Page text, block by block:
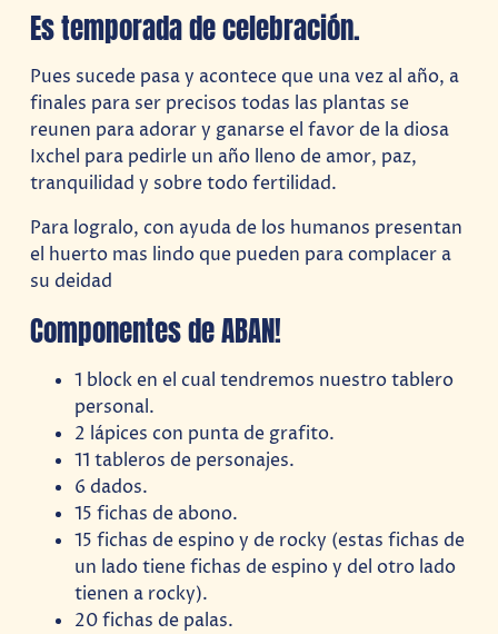
Es temporada de celebración.
Pues sucede pasa y acontece que una vez al año, a
finales para ser precisos todas las plantas se
reunen para adorar y ganarse el favor de la diosa
Ixchel para pedirle un año lleno de amor, paz,
tranquilidad y sobre todo fertilidad.
Para logralo, con ayuda de los humanos presentan
el huerto mas lindo que pueden para complacer a
su deidad
Componentes de ABAN!
1 block en el cual tendremos nuestro tablero
personal.
2 lápices con punta de grafito.
11 tableros de personajes.
6 dados.
15 fichas de abono.
15 fichas de espino y de rocky (estas fichas de
un lado tiene fichas de espino y del otro lado
tienen a rocky).
20 fichas de palas.